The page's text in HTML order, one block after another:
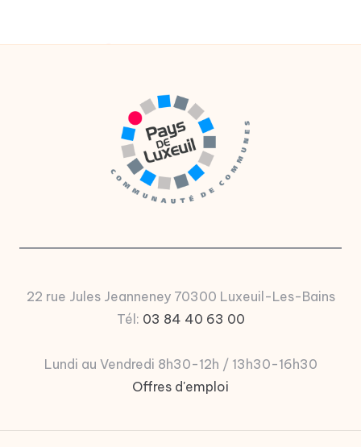
s
L
l
22 rue Jules Jeanneney 70300 Luxeuil-Les-Bains
Tél: 03 84 40 63 00
Lundi au Vendredi 8h30-12h / 13h30-16h30
Offres d'emploi